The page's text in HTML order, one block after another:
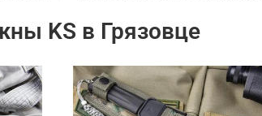
KS в Грязовце